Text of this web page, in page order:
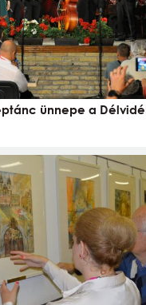
ünnepe a